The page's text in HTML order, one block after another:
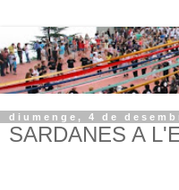
diumenge, 4 de
SARDANES A